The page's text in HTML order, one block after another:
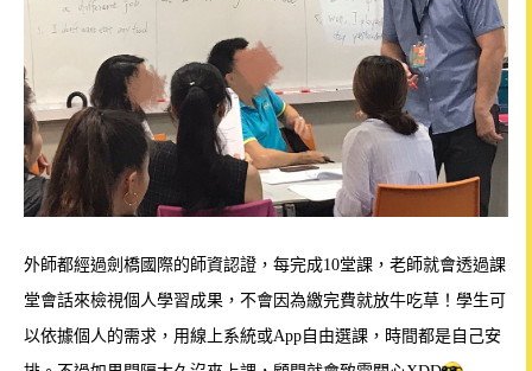
外師都經過劍橋國際的師資認證，每完成10堂課，老師就會透過課
堂會話來檢視個人學習成果，不會因為繳完費就放牛吃草！學生可
以依據個人的需求，用線上系統或App自由選課，時間都是自己安